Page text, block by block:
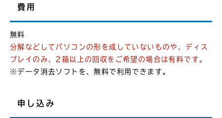
費用
無料
分解などしてパソコンの形を成していないものや、ディス
プレイのみ、2箱以上の回収をご希望の場合は有料です。
※データ消去ソフトを、無料で利用できます。
申し込み